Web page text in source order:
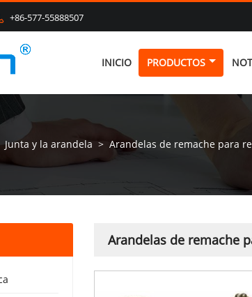
+86-577-55888507
INICIO PRODUCTOS
Junta y la arandela > Arandelas de remache para
Arandelas de remache